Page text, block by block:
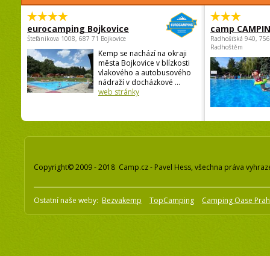
eurocamping Bojkovice
Štefánikova 1008, 687 71 Bojkovice
Kemp se nachází na okraji
města Bojkovice v blízkosti
vlakového a autobusového
nádraží v docházkové ...
web stránky
camp
Radhošťská 940,
Radhoštěm
Copyright© 2009 - 2018 Camp.cz - Pavel Hess, všechna práva
Ostatní naše weby: Bezvakemp TopCamping Camping Oase